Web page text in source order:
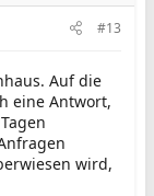
#13
Auf die
eine Antwort,
wird,